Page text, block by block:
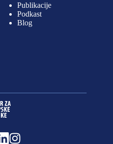
Publikacije
Podkast
Blog